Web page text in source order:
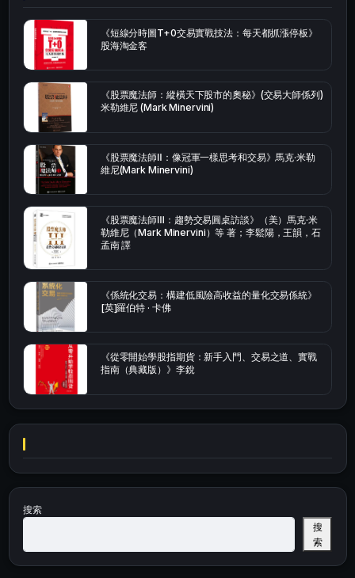
《短線分時圖T+0交易實戰技法：每天都抓漲停板》
股海淘金客
《股票魔法師：縱橫天下股市的奧秘》(交易大師係列)
米勒維尼 (Mark Minervini)
《股票魔法師Ⅱ：像冠軍一樣思考和交易》馬克·米勒
維尼(Mark Minervini)
《股票魔法師Ⅲ：趨勢交易圓桌訪談》（美）馬克·米
勒維尼（Mark Minervini）等 著；李鬆陽，王韻，石
孟南 譯
《係統化交易：構建低風險高收益的量化交易係統》
[英]羅伯特 · 卡佛
《從零開始學股指期貨：新手入門、交易之道、實戰
指南（典藏版）》李銳
搜索
搜
索